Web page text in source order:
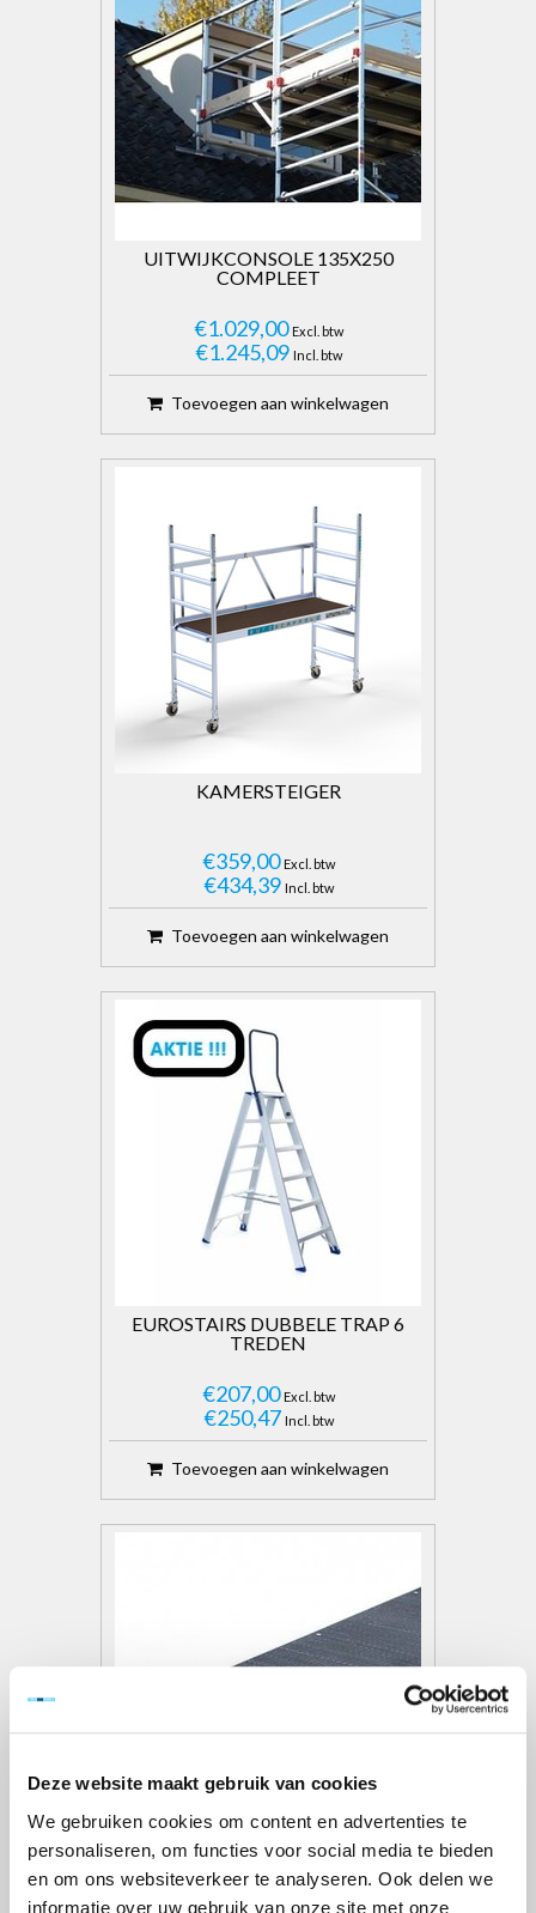
Deze website maakt gebruik van cookies
We gebruiken cookies om content en advertenties te
personaliseren, om functies voor social media te bieden
en om ons websiteverkeer te analyseren. Ook delen we
informatie over uw gebruik van onze site met onze
UITWIJKCONSOLE 135X250
COMPLEET
€1.029,00 Excl. btw
€1.245,09 Incl. btw
Toevoegen aan winkelwagen
KAMERSTEIGER
€359,00 Excl. btw
€434,39 Incl. btw
Toevoegen aan winkelwagen
EUROSTAIRS DUBBELE TRAP 6
TREDEN
€207,00 Excl. btw
€250,47 Incl. btw
Toevoegen aan winkelwagen
LICHTGEWICHT PLATFORM 250
ZONDER LUIK